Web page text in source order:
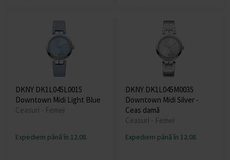
DKNY DK1L045L0015
Downtown Midi Light Blue
Ceasuri - Femei
Expediem până în 12.08.
DKNY DK1L045M0035
Downtown Midi Silver -
Ceas damă
Ceasuri - Femei
Expediem până în 12.08.